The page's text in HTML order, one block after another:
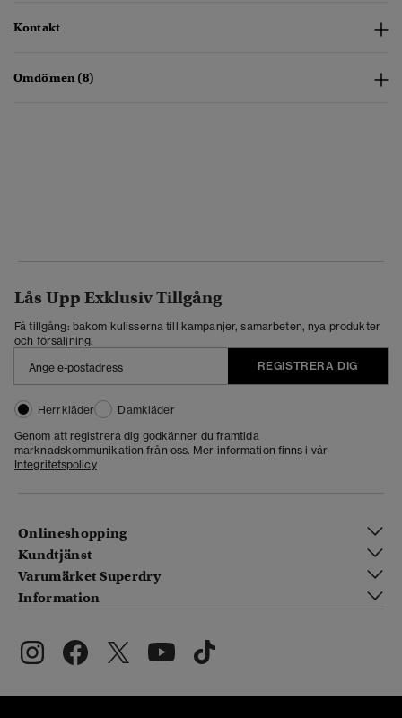
Kontakt
Omdömen (8)
Lås Upp Exklusiv Tillgång
Få tillgång: bakom kulisserna till kampanjer, samarbeten, nya produkter
och försäljning.
REGISTRERA DIG
Herrkläder
Damkläder
Genom att registrera dig godkänner du framtida
marknadskommunikation från oss. Mer information finns i vår
Integritetspolicy
Onlineshopping
Kundtjänst
Varumärket Superdry
Information